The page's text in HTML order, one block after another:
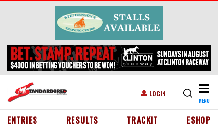
Skip to main content
USER ACCOUNT MENU
LOGIN
MENU
HEADER MENU
ENTRIES RESULTS TRACKIT ESHOP